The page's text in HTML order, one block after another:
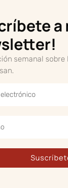
en
Tener
semanal sobre